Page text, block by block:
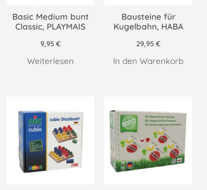
Basic Medium bunt
Classic, PLAYMAIS
9,95€
Weiterlesen
Bausteine für
Kugelbahn, HABA
29,95€
In den Warenkorb